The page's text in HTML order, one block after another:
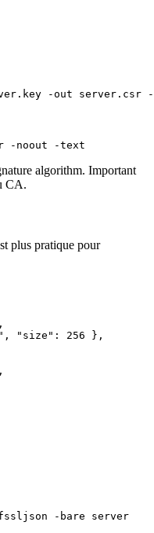
-out server.csr -
-noout -text
algorithm. Important
CA.
plus pratique pour
,
, "size" : 256 },
,
-bare server